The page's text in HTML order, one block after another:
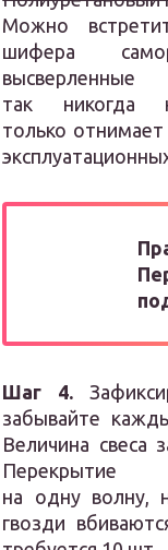
Можно
шифера
так никогда
только отнимает
Шаг 4.
забывайте
Величина свеса
на одну волну,
гвозди